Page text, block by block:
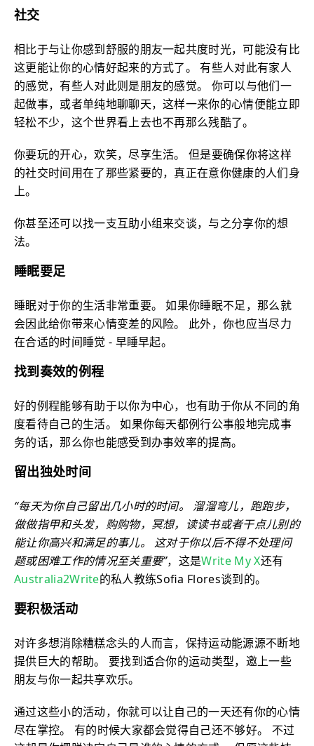
社交
相比于与让你感到舒服的朋友一起共度时光，可能没有比
这更能让你的心情好起来的方式了。 有些人对此有家人
的感觉，有些人对此则是朋友的感觉。 你可以与他们一
起做事，或者单纯地聊聊天，这样一来你的心情便能立即
轻松不少，这个世界看上去也不再那么残酷了。
你要玩的开心，欢笑，尽享生活。 但是要确保你将这样
的社交时间用在了那些紧要的，真正在意你健康的人们身
上。
你甚至还可以找一支互助小组来交谈，与之分享你的想
法。
睡眠要足
睡眠对于你的生活非常重要。 如果你睡眠不足，那么就
会因此给你带来心情变差的风险。 此外，你也应当尽力
在合适的时间睡觉 - 早睡早起。
找到奏效的例程
好的例程能够有助于以你为中心，也有助于你从不同的角
度看待自己的生活。 如果你每天都例行公事般地完成事
务的话，那么你也能感受到办事效率的提高。
留出独处时间
“每天为你自己留出几小时的时间。 溜溜弯儿，跑跑步，
做做指甲和头发，购购物，冥想，读读书或者干点儿别的
能让你高兴和满足的事儿。 这对于你以后不得不处理问
题或困难工作的情况至关重要”，这是Write My X还有
Australia2Write的私人教练Sofia Flores谈到的。
要积极活动
对许多想消除糟糕念头的人而言，保持运动能源源不断地
提供巨大的帮助。 要找到适合你的运动类型，邀上一些
朋友与你一起共享欢乐。
通过这些小的活动，你就可以让自己的一天还有你的心情
尽在掌控。 有的时候大家都会觉得自己还不够好。 不过